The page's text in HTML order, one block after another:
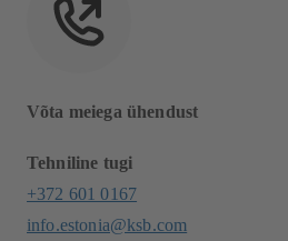
Võta meiega ühendust
Tehniline tugi
+372 601 0167
info.estonia@ksb.com